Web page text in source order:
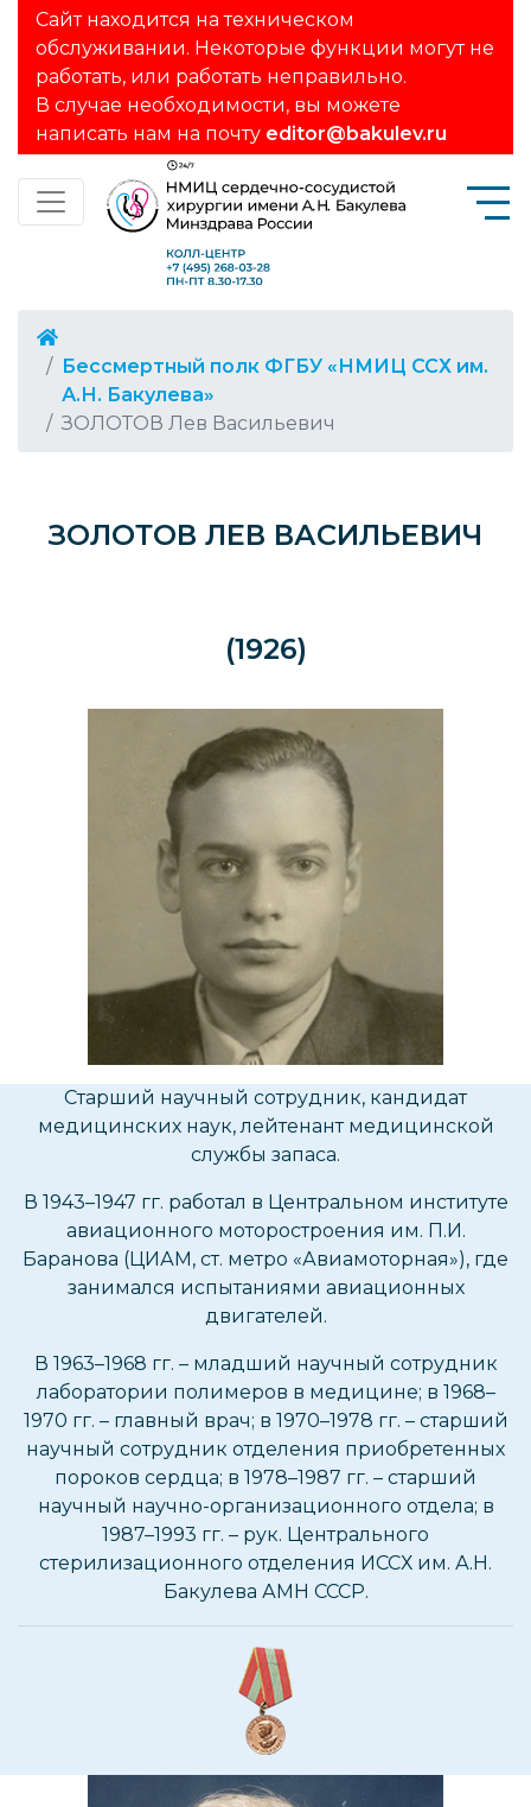
Сайт находится на техническом
обслуживании. Некоторые функции могут не
работать, или работать неправильно.
В случае необходимости, вы можете
написать нам на почту editor@bakulev.ru
Бессмертный полк ФГБУ «НМИЦ ССХ им.
А.Н. Бакулева»
ЗОЛОТОВ Лев Васильевич
ЗОЛОТОВ ЛЕВ ВАСИЛЬЕВИЧ
(1926)
Cтарший научный сотрудник, кандидат
медицинских наук, лейтенант медицинской
службы запаса.
В 1943–1947 гг. работал в Центральном институте
авиационного моторостроения им. П.И.
Баранова (ЦИАМ, ст. метро «Авиамоторная»), где
занимался испытаниями авиационных
двигателей.
В 1963–1968 гг. – младший научный сотрудник
лаборатории полимеров в медицине; в 1968–
1970 гг. – главный врач; в 1970–1978 гг. – старший
научный сотрудник отделения приобретенных
пороков сердца; в 1978–1987 гг. – старший
научный научно-организационного отдела; в
1987–1993 гг. – рук. Центрального
стерилизационного отделения ИССХ им. А.Н.
Бакулева АМН СССР.